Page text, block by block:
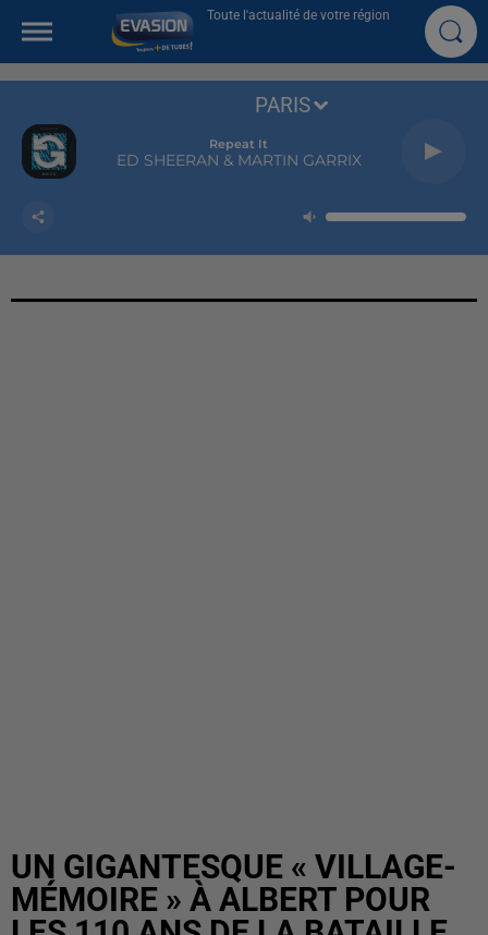
Toute l'actualité de votre région
Repeat It
ED SHEERAN & MARTIN GARRIX
PARIS
UN GIGANTESQUE « VILLAGE-
MÉMOIRE » À ALBERT POUR